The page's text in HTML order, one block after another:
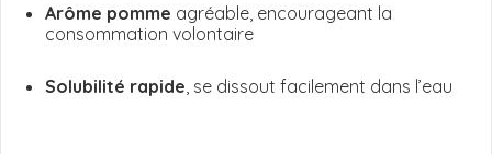
Arôme pomme agréable, encourageant la
consommation volontaire
Solubilité rapide, se dissout facilement dans l’eau